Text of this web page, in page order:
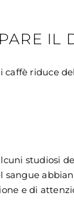
IL
riduce
studiosi
e di